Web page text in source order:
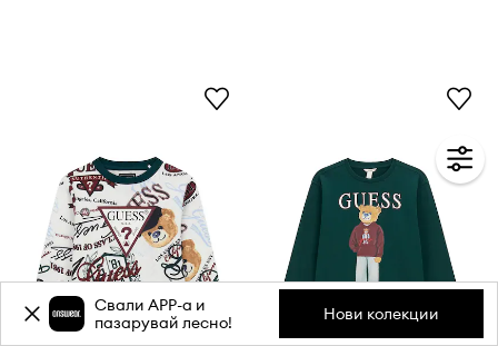
Свали APP-a и
пазарувай лесно!
Нови колекции